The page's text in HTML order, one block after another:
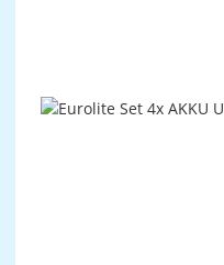
Bildergalerie überspringen